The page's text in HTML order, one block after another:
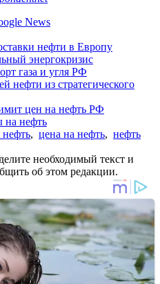
News
нефти в Европу
энергокризис
газа и угля РФ
нефти из стратегического
цен на нефть РФ
на нефть
, цена на нефть, нефть
необходимый текст и
об этом редакции.